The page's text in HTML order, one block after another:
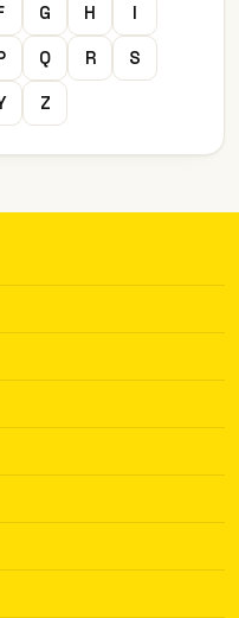
G H
I
Q R
S
Z